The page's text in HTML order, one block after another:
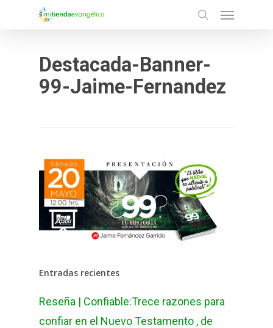
Destacada-Banner-
99-Jaime-Fernandez
Entradas recientes
Reseña | Confiable:Trece razones para
confiar en el Nuevo Testamento , de